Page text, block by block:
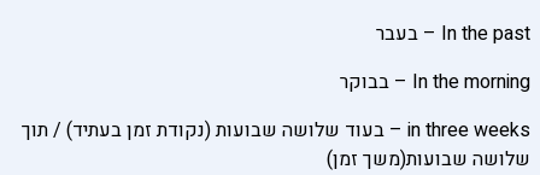
In the past – בעבר
In the morning – בבוקר
in three weeks – בעוד שלושה שבועות (נקודת זמן בעתיד) / תוך
שלושה שבועות(משך זמן)